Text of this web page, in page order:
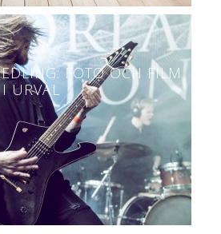
FOTO OCH FILM
I URVAL